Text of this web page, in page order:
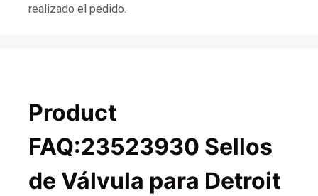
realizado el pedido.
Product
FAQ:23523930 Sellos
de Válvula para Detroit